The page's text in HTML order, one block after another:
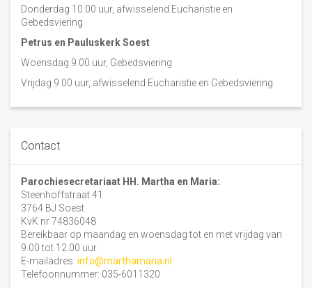
Donderdag 10.00 uur, afwisselend Eucharistie en
Gebedsviering
Petrus en Pauluskerk Soest
Woensdag 9.00 uur, Gebedsviering
Vrijdag 9.00 uur, afwisselend Eucharistie en Gebedsviering
Contact
Parochiesecretariaat HH. Martha en Maria:
Steenhoffstraat 41
3764 BJ Soest
KvK nr 74836048
Bereikbaar op maandag en woensdag tot en met vrijdag van
9.00 tot 12.00 uur.
E-mailadres: info@marthamaria.nl
Telefoonnummer: 035-6011320